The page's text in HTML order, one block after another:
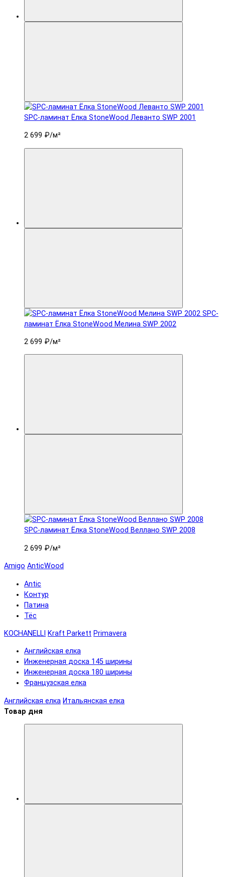
SPC-ламинат Ëлка StoneWood Леванто SWP 2001
2 699 ₽/м²
SPC-
ламинат Ëлка StoneWood Мелина SWP 2002
2 699 ₽/м²
SPC-ламинат Ëлка StoneWood Веллано SWP 2008
2 699 ₽/м²
Amigo AnticWood
Antic
Контур
Патина
Тёс
KOCHANELLI Kraft Parkett Primavera
Английская елка
Инженерная доска 145 ширины
Инженерная доска 180 ширины
Французская елка
Английская елка Итальянская елка
Товар дня